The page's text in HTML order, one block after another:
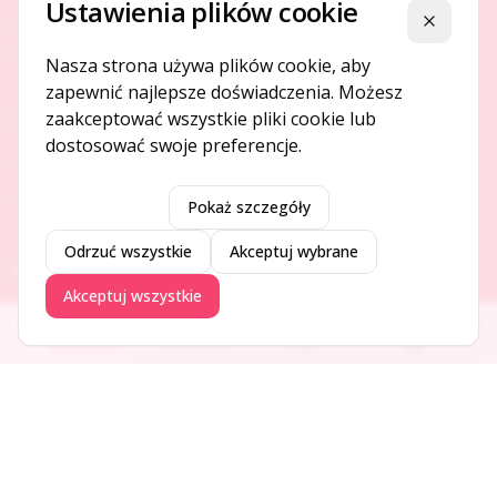
Platforma ogłoszeń i firm, która łączy ludzi i rozwija biznes
O NAS
DODAJ I PROMUJ
Dodaj ogłoszenie
Dodaj firmę
Ogłoszenia Aktualności Firmy Blog
Ustawienia plików cookie Zamknij
Nasza strona używa plików cookie, aby
zapewnić najlepsze doświadczenia. Możesz
zaakceptować wszystkie pliki cookie lub
dostosować swoje preferencje.
Pokaż szczegóły
Odrzuć wszystkie Akceptuj wybrane
Akceptuj wszystkie